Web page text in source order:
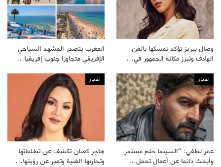
وصال بيريز تؤكد تمسكها بالفن
الهادف وتبرز مكانة الجمهور في…
المغرب يتصدر المشهد السياحي
الإفريقي متجاوزا جنوب إفريقيا…
اخبار
عمر لطفي: “السينما حلم مستمر
وأبحث دائما عن أعمال تحمل…
اخبار
هاجر كعنان تكشف عن تطلعاتها
وتجاربها الفنية وتعبر عن رؤيتها…